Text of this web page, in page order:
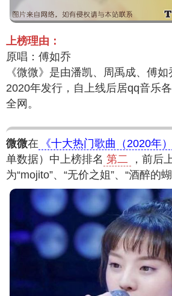
上榜理由：
原唱：傅如乔
《微微》是由潘凯、周禹成、傅
2020年发行，自上线后居qq音乐
全网。
微微在 《十大热门歌曲（2020年）
单数据）中上榜排名 第二
，前后
为“mojito”、“无价之姐”、“酒醉的蝴